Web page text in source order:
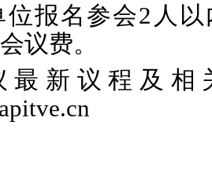
位报名参会2人
议费。
最新议程及